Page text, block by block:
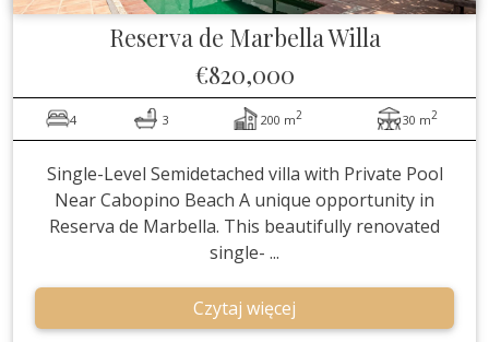
Reserva de MarbellaWilla
€820,000
4 3 200 m2 30 m2
Single-Level Semidetached villa with Private Pool
Near Cabopino Beach A unique opportunity in
Reserva de Marbella. This beautifully renovated
single- ...
Czytaj więcej